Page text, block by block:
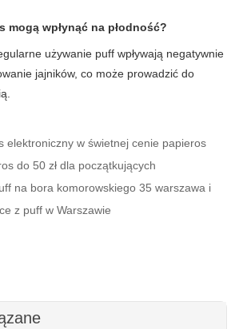
mogą wpłynąć na płodność?
używanie puff wpływają negatywnie
jajników, co może prowadzić do
elektroniczny w świetnej cenie papieros
do 50 zł dla początkujących
na bora komorowskiego 35 warszawa i
z puff w Warszawie